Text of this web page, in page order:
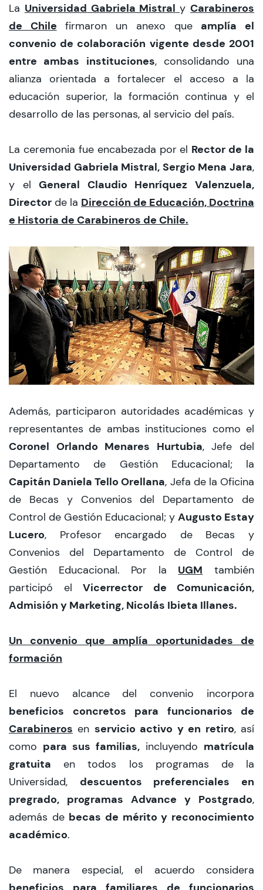
La Universidad Gabriela Mistral yCarabineros
de Chile firmaron un anexo que amplía el
convenio de colaboración vigente desde 2001
entre ambas instituciones, consolidando una
alianza orientada a fortalecer el acceso a la
educación superior, la formación continua y el
desarrollo de las personas, al servicio del país.
La ceremonia fue encabezada por el Rector de la
Universidad Gabriela Mistral, Sergio Mena Jara,
y elGeneral Claudio Henríquez Valenzuela,
Director de la Dirección de Educación, Doctrina
e Historia de Carabineros de Chile.
Además, participaron autoridades académicas y
representantes de ambas instituciones como el
Coronel Orlando Menares Hurtubia, Jefe del
Departamento de Gestión Educacional; la
Capitán Daniela Tello Orellana, Jefa de la Oficina
de Becas y Convenios del Departamento de
Control de Gestión Educacional; y Augusto Estay
Lucero, Profesor encargado de Becas y
Convenios del Departamento de Control de
Gestión Educacional. Por la UGM también
participó el Vicerrector de Comunicación,
Admisión y Marketing, Nicolás Ibieta Illanes.
Un convenio que amplía oportunidades de
formación
El nuevo alcance del convenio incorpora
beneficios concretos para funcionarios de
Carabineros en servicio activo y en retiro, así
como para sus familias, incluyendo matrícula
gratuita en todos los programas de la
Universidad, descuentos preferenciales en
pregrado, programas Advance y Postgrado,
además de becas de mérito y reconocimiento
académico.
De manera especial, el acuerdo considera
beneficios para familiares de funcionarios